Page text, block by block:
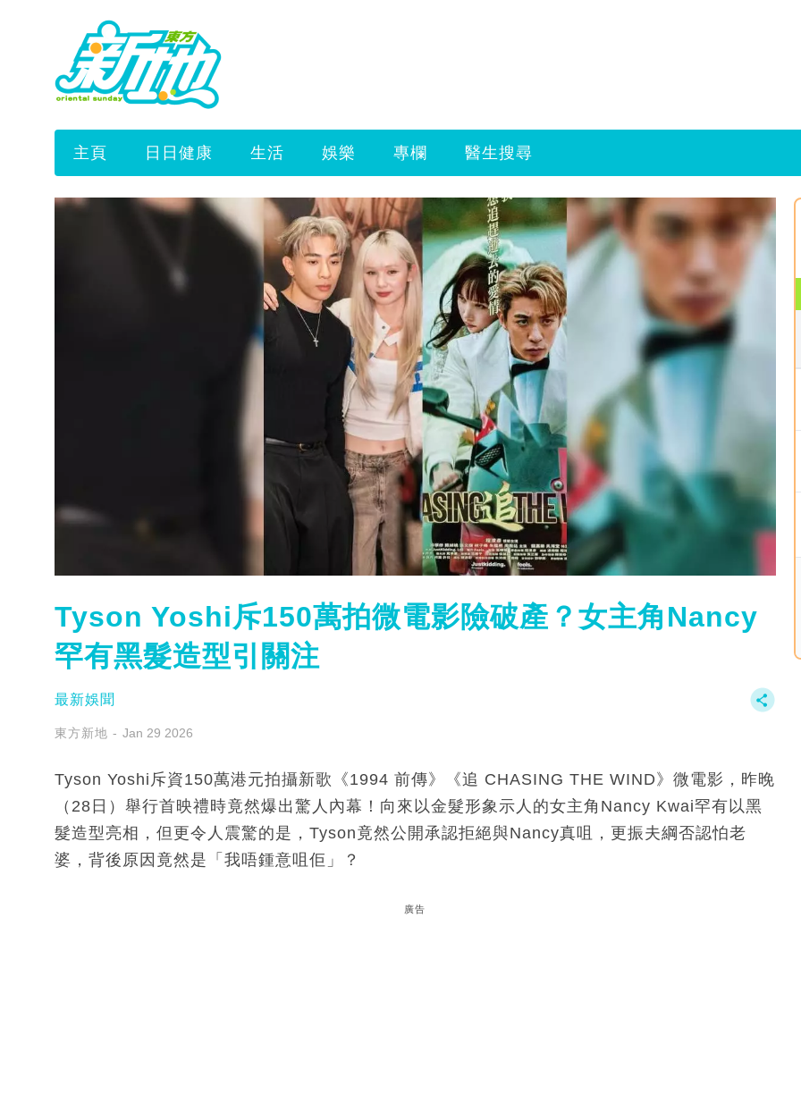
主頁 日日健康 生活 娛樂 專欄 醫生搜尋
Tyson Yoshi斥150萬拍微電影險破產？女主角Nancy
罕有黑髮造型引關注
最新娛聞
東方新地 Jan 29 2026
Tyson Yoshi斥資150萬港元拍攝新歌《1994 前傳》《追 CHASING THE WIND》微電影，昨晚
（28日）舉行首映禮時竟然爆出驚人內幕！向來以金髮形象示人的女主角Nancy Kwai罕有以黑
髮造型亮相，但更令人震驚的是，Tyson竟然公開承認拒絕與Nancy真咀，更振夫綱否認怕老
婆，背後原因竟然是「我唔鍾意咀佢」？
廣告